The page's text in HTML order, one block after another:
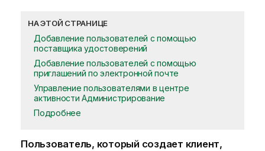
НА ЭТОЙ СТРАНИЦЕ
Добавление пользователей с помощью
поставщика удостоверений
Добавление пользователей с помощью
приглашений по электронной почте
Управление пользователями в центре
активности Администрирование
Подробнее
Пользователь, который создает клиент,